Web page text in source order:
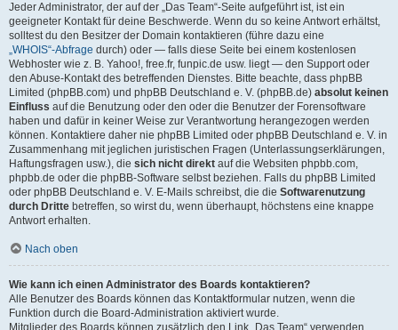
Jeder Administrator, der auf der „Das Team“-Seite aufgeführt ist, ist ein
geeigneter Kontakt für deine Beschwerde. Wenn du so keine Antwort erhältst,
solltest du den Besitzer der Domain kontaktieren (führe dazu eine
„WHOIS“-Abfrage durch) oder — falls diese Seite bei einem kostenlosen
Webhoster wie z. B. Yahoo!, free.fr, funpic.de usw. liegt — den Support oder
den Abuse-Kontakt des betreffenden Dienstes. Bitte beachte, dass phpBB
Limited (phpBB.com) und phpBB Deutschland e. V. (phpBB.de) absolut keinen
Einfluss auf die Benutzung oder den oder die Benutzer der Forensoftware
haben und dafür in keiner Weise zur Verantwortung herangezogen werden
können. Kontaktiere daher nie phpBB Limited oder phpBB Deutschland e. V. in
Zusammenhang mit jeglichen juristischen Fragen (Unterlassungserklärungen,
Haftungsfragen usw.), die sich nicht direkt auf die Websiten phpbb.com,
phpbb.de oder die phpBB-Software selbst beziehen. Falls du phpBB Limited
oder phpBB Deutschland e. V. E-Mails schreibst, die die Softwarenutzung
durch Dritte betreffen, so wirst du, wenn überhaupt, höchstens eine knappe
Antwort erhalten.
Nach oben
Wie kann ich einen Administrator des Boards kontaktieren?
Alle Benutzer des Boards können das Kontaktformular nutzen, wenn die
Funktion durch die Board-Administration aktiviert wurde.
Mitglieder des Boards können zusätzlich den Link „Das Team“ verwenden.